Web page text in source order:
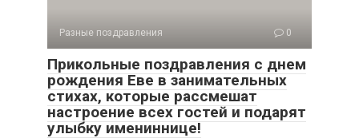
Разные поздравления 0
Прикольные поздравления с днем
рождения Еве в занимательных
стихах, которые рассмешат
настроение всех гостей и подарят
улыбку имениннице!